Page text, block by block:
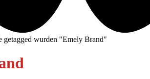
getagged wurden "Emely Brand"